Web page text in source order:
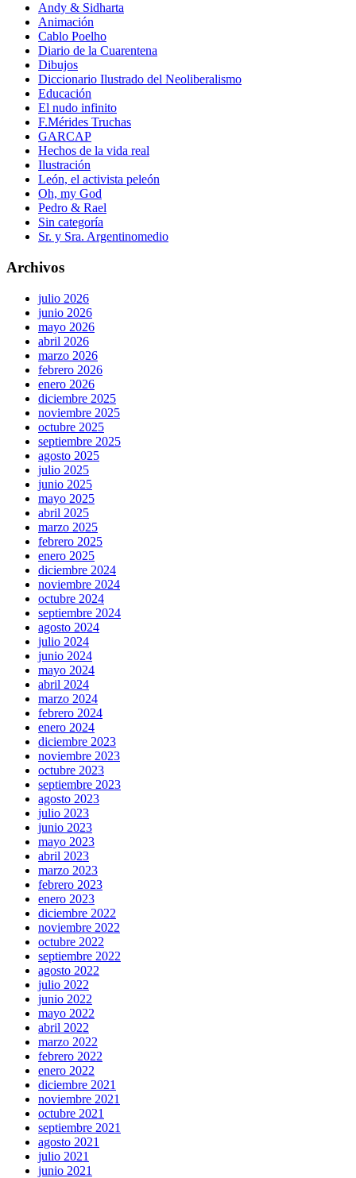
Andy & Sidharta
Animación
Cablo Poelho
Diario de la Cuarentena
Dibujos
Diccionario Ilustrado del Neoliberalismo
Educación
El nudo infinito
F.Mérides Truchas
GARCAP
Hechos de la vida real
Ilustración
León, el activista peleón
Oh, my God
Pedro & Rael
Sin categoría
Sr. y Sra. Argentinomedio
Archivos
julio 2026
junio 2026
mayo 2026
abril 2026
marzo 2026
febrero 2026
enero 2026
diciembre 2025
noviembre 2025
octubre 2025
septiembre 2025
agosto 2025
julio 2025
junio 2025
mayo 2025
abril 2025
marzo 2025
febrero 2025
enero 2025
diciembre 2024
noviembre 2024
octubre 2024
septiembre 2024
agosto 2024
julio 2024
junio 2024
mayo 2024
abril 2024
marzo 2024
febrero 2024
enero 2024
diciembre 2023
noviembre 2023
octubre 2023
septiembre 2023
agosto 2023
julio 2023
junio 2023
mayo 2023
abril 2023
marzo 2023
febrero 2023
enero 2023
diciembre 2022
noviembre 2022
octubre 2022
septiembre 2022
agosto 2022
julio 2022
junio 2022
mayo 2022
abril 2022
marzo 2022
febrero 2022
enero 2022
diciembre 2021
noviembre 2021
octubre 2021
septiembre 2021
agosto 2021
julio 2021
junio 2021